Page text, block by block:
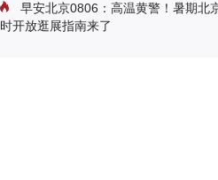
早安北京0806：高温黄警！暑期北
时开放逛展指南来了